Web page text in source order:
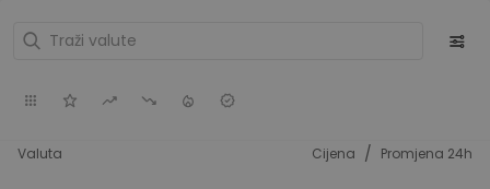
Valuta Cijena / Promjena 24h